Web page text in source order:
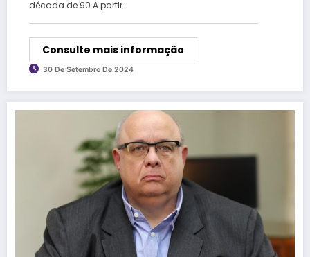
década de 90 A partir…
Consulte mais informação
30 De Setembro De 2024